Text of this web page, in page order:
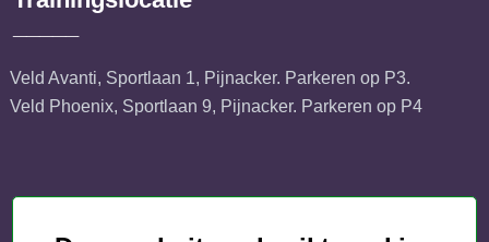
Veld Avanti, Sportlaan 1, Pijnacker. Parkeren op P3.
Veld Phoenix, Sportlaan 9, Pijnacker. Parkeren op P4